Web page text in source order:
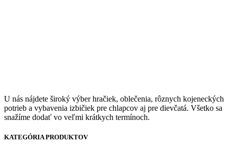
U nás nájdete široký výber hračiek, oblečenia, rôznych kojeneckých
potrieb a vybavenia izbičiek pre chlapcov aj pre dievčatá. Všetko sa
snažíme dodať vo veľmi krátkych termínoch.
KATEGÓRIA PRODUKTOV